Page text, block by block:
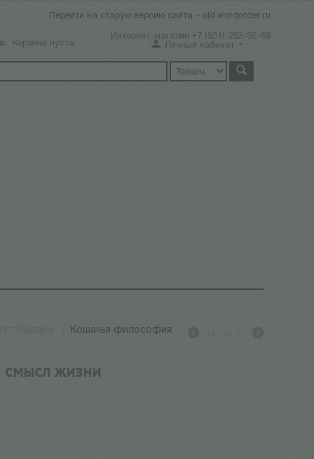
Перейти на старую версию сайта - old.wordorder.ru
Интернет-магазин +7 (931) 252-92-60
Корзина пуста Личный кабинет
Кошачья философия.
жизни